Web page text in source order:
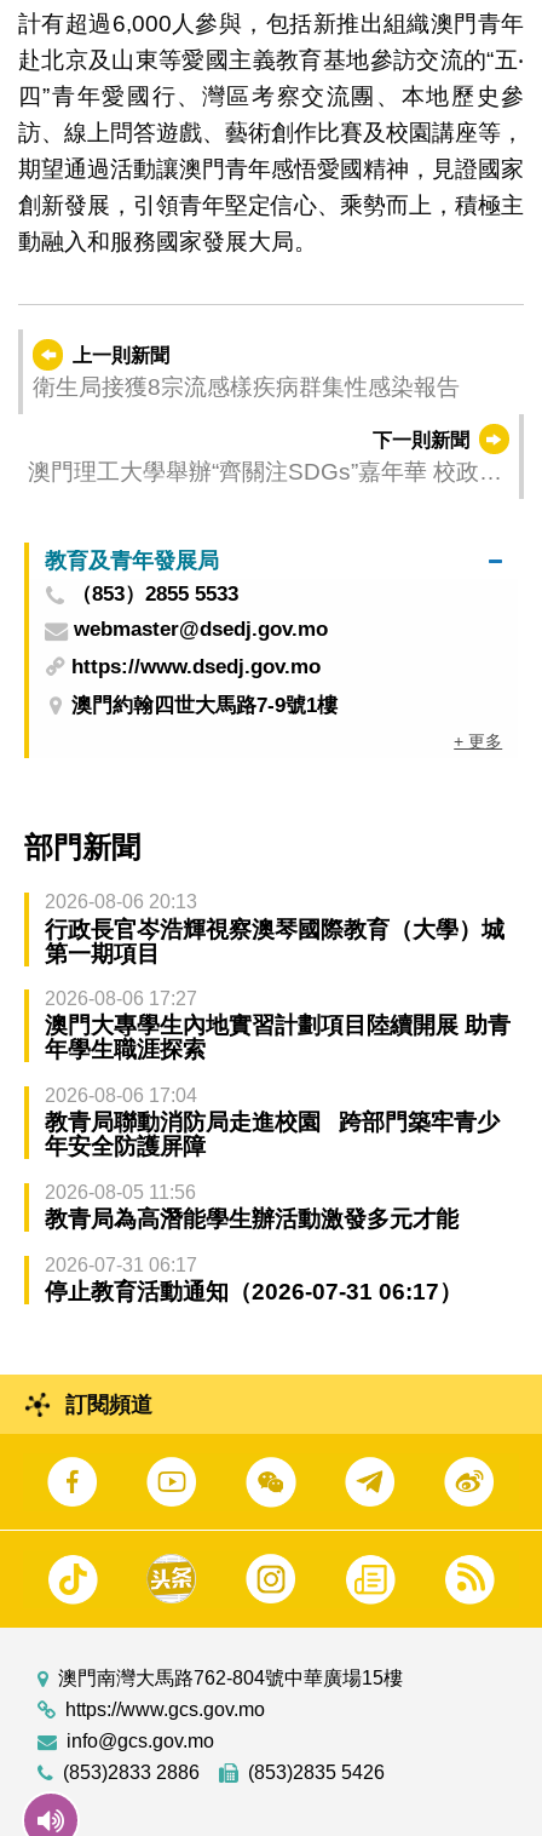
計有超過6,000人參與，包括新推出組織澳門青年
赴北京及山東等愛國主義教育基地參訪交流的“五‧
四”青年愛國行、灣區考察交流團、本地歷史參
訪、線上問答遊戲、藝術創作比賽及校園講座等，
期望通過活動讓澳門青年感悟愛國精神，見證國家
創新發展，引領青年堅定信心、乘勢而上，積極主
動融入和服務國家發展大局。
上一則新聞
衛生局接獲8宗流感樣疾病群集性感染報告
下一則新聞
澳門理工大學舉辦“齊關注SDGs”嘉年華 校政社
教育及青年發展局
（853）2855 5533
webmaster@dsedj.gov.mo
https://www.dsedj.gov.mo
澳門約翰四世大馬路7-9號1樓
+ 更多
部門新聞
2026-08-06 20:13
行政長官岑浩輝視察澳琴國際教育（大學）城
第一期項目
2026-08-06 17:27
澳門大專學生內地實習計劃項目陸續開展 助青
年學生職涯探索
2026-08-06 17:04
教青局聯動消防局走進校園 跨部門築牢青少
年安全防護屏障
2026-08-05 11:56
教青局為高潛能學生辦活動激發多元才能
2026-07-31 06:17
停止教育活動通知（2026-07-31 06:17）
訂閱頻道
澳門南灣大馬路762-804號中華廣場15樓
https://www.gcs.gov.mo
info@gcs.gov.mo
(853)2833 2886
(853)2835 5426